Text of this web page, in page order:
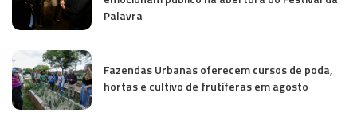
Palavra
Fazendas Urbanas oferecem cursos de poda,
hortas e cultivo de frutíferas em agosto